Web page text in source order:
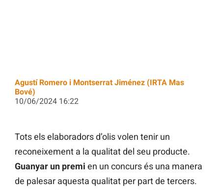
Agustí Romero i Montserrat Jiménez (IRTA Mas
Bové)
10/06/2024 16:22
Tots els elaboradors d’olis volen tenir un
reconeixement a la qualitat del seu producte.
Guanyar un premi en un concurs és una manera
de palesar aquesta qualitat per part de tercers.